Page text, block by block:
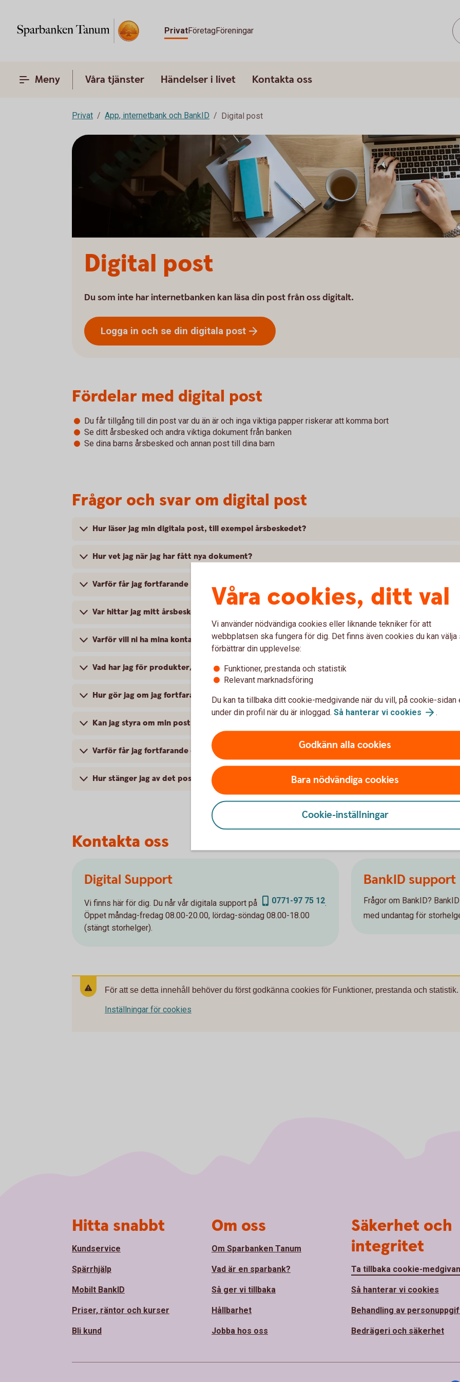
PrivatFöretagFöreningar
Meny Våra tjänster Händelser i livet Kontakta oss
Privat App, internetbank och BankID Digital post
Digital post
Du som inte har internetbanken kan läsa din post från oss digitalt.
Logga in och se din digitala post
Fördelar med digital post
Du får tillgång till din post var du än är och inga viktiga papper riskerar att komma bort
Se ditt årsbesked och andra viktiga dokument från banken
Se dina barns årsbesked och annan post till dina barn
Frågor och svar om digital post
Hur läser jag min digitala post, till exempel årsbeskedet?
Hur vet jag när jag har fått nya dokument?
Varför får jag fortfarande post från er på papper i brevlådan?
Var hittar jag mitt årsbesked från Swedbank Försäkring?
Varför vill ni ha mina kontaktuppgifter?
Vad har jag för produkter/tjänster/konton hos er?
Hur gör jag om jag fortfarande vill ha all post hem till min brevlåda?
Kan jag styra om min post från er mot en annan digital brevlåda som jag vanligtvis använder?
Varför får jag fortfarande dokumenten digitala i min internetbank fastän jag valt postal
Hur stänger jag av det postala utskicket vid bolagshändelser?
Kontakta oss
Digital Support
Vi finns här för dig. Du når vår digitala support på 0771-97 75 12.
Öppet måndag-fredag 08.00-20.00, lördag-söndag 08.00-18.00
(stängt storhelger).
BankID support
Frågor om BankID?
med undantag för
För att se detta innehåll behöver du först godkänna cookies för Funktioner, prestanda och statistik.
Inställningar för cookies
Våra cookies, ditt val
Vi använder nödvändiga cookies eller liknande tekniker för att
webbplatsen ska fungera för dig. Det finns även cookies du kan välja
förbättrar din upplevelse:
Funktioner, prestanda och statistik
Relevant marknadsföring
Du kan ta tillbaka ditt cookie-medgivande när du vill, på cookie-sidan
under din profil när du är inloggad. Så hanterar vi cookies .
Godkänn alla cookies
Bara nödvändiga cookies
Cookie-inställningar
Hitta snabbt
Kundservice
Spärrhjälp
Mobilt BankID
Priser, räntor och kurser
Bli kund
Om oss
Om Sparbanken Tanum
Vad är en sparbank?
Så ger vi tillbaka
Hållbarhet
Jobba hos oss
Säkerhet och
integritet
Ta tillbaka cookie-
Så hanterar vi cookies
Behandling av
Bedrägeri och säkerhet